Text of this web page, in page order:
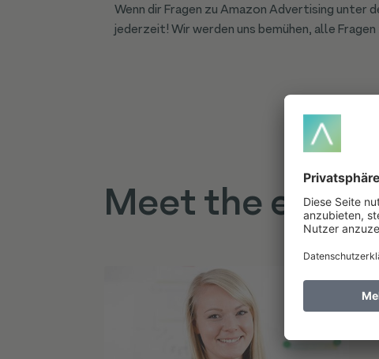
Wenn dir Fragen zu Amazon Advertising unter
jederzeit! Wir werden uns bemühen, alle
Meet the